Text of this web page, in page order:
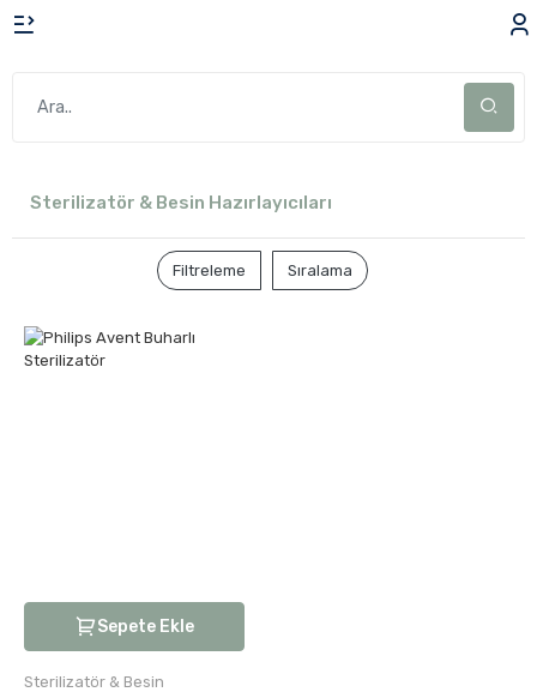
Sterilizatör & Besin Hazırlayıcıları
Filtreleme Sıralama
Sepete Ekle
Sterilizatör & Besin